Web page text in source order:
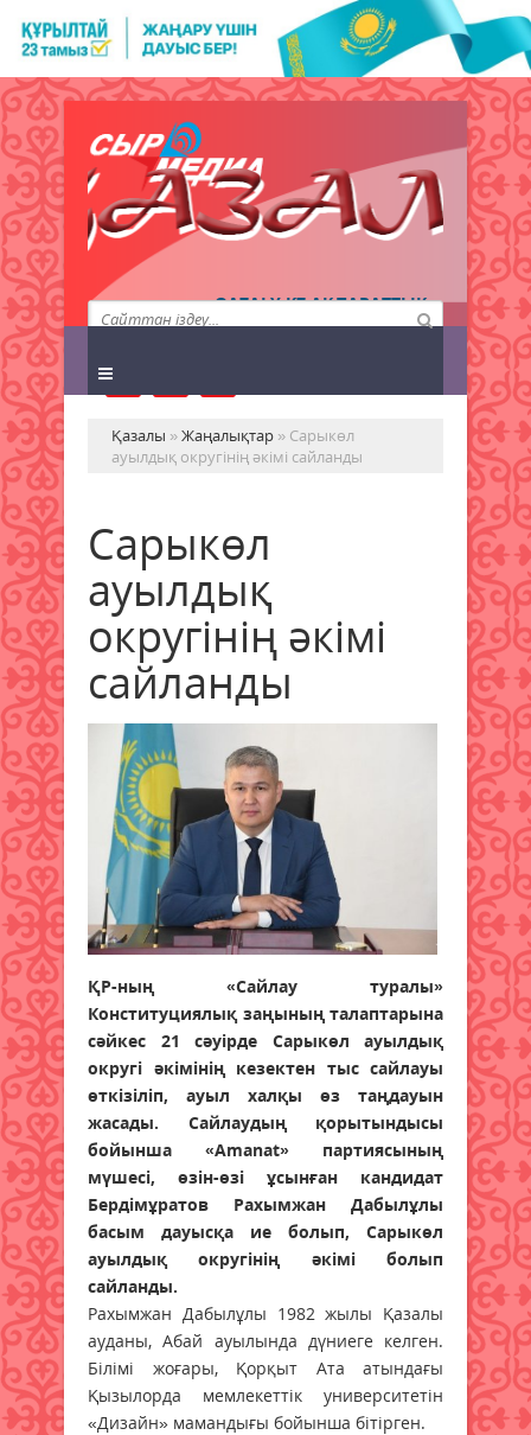
QAZALY.KZ АҚПАРАТТЫҚ
АГЕНТТІГІ
Қазалы »Жаңалықтар » Сарыкөл
ауылдық округінің әкімі сайланды
Сарыкөл
ауылдық
округінің әкімі
сайланды
ҚР-ның «Сайлау туралы»
Конституциялық заңының талаптарына
сәйкес 21 сәуірде Сарыкөл ауылдық
округі әкімінің кезектен тыс сайлауы
өткізіліп, ауыл халқы өз таңдауын
жасады. Сайлаудың қорытындысы
бойынша «Аmаnаt» партиясының
мүшесі, өзін-өзі ұсынған кандидат
Бердімұратов Рахымжан Дабылұлы
басым дауысқа ие болып, Сарыкөл
ауылдық округінің әкімі болып
сайланды.
Рахымжан Дабылұлы 1982 жылы Қазалы
ауданы, Абай ауылында дүниеге келген.
Білімі жоғары, Қорқыт Ата атындағы
Қызылорда мемлекеттік университетін
«Дизайн» мамандығы бойынша бітірген.